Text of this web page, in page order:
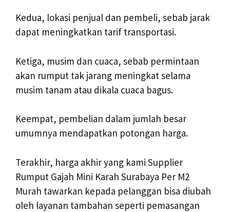
Kedua, lokasi penjual dan pembeli, sebab jarak
dapat meningkatkan tarif transportasi.
Ketiga, musim dan cuaca, sebab permintaan
akan rumput tak jarang meningkat selama
musim tanam atau dikala cuaca bagus.
Keempat, pembelian dalam jumlah besar
umumnya mendapatkan potongan harga.
Terakhir, harga akhir yang kami Supplier
Rumput Gajah Mini Karah Surabaya Per M2
Murah tawarkan kepada pelanggan bisa diubah
oleh layanan tambahan seperti pemasangan